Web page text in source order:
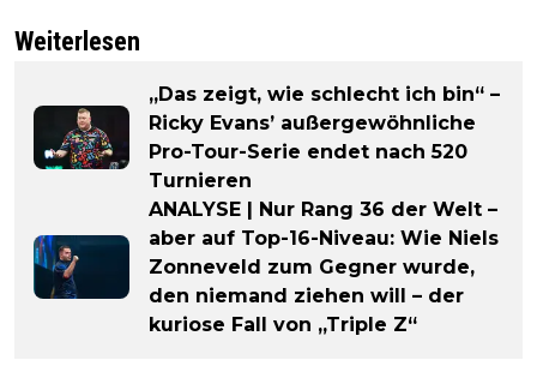
Weiterlesen
„Das zeigt, wie schlecht ich bin“ –
Ricky Evans’ außergewöhnliche
Pro-Tour-Serie endet nach 520
Turnieren
ANALYSE | Nur Rang 36 der Welt –
aber auf Top-16-Niveau: Wie Niels
Zonneveld zum Gegner wurde,
den niemand ziehen will – der
kuriose Fall von „Triple Z“